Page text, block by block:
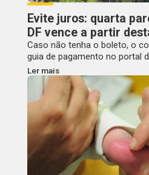
Evite juros: quarta
DF vence a partir
Caso não tenha o boleto, o
guia de pagamento no portal
Ler mais